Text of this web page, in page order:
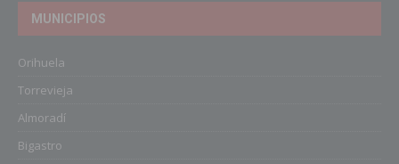
MUNICIPIOS
Orihuela
Torrevieja
Almoradí
Bigastro